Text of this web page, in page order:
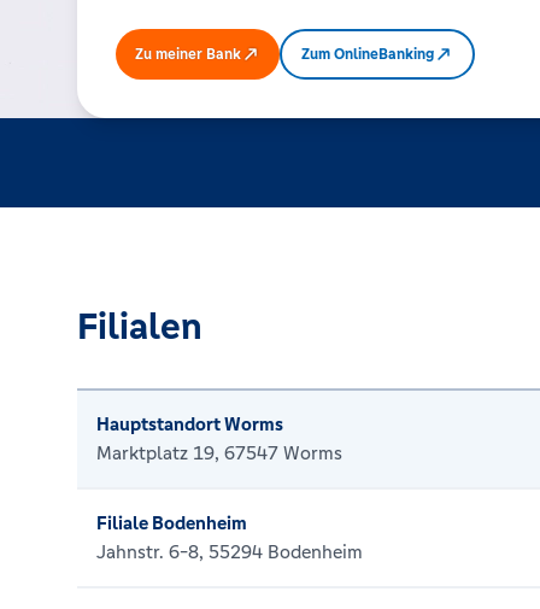
Zu meiner Bank Zum OnlineBanking
Filialen
Hauptstandort Worms
Marktplatz 19, 67547 Worms
Filiale Bodenheim
Jahnstr. 6-8, 55294 Bodenheim